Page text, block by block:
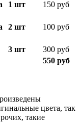
1 шт
150 руб
2 шт
100 руб
3 шт
300 руб
550 руб
цвета, так
такие